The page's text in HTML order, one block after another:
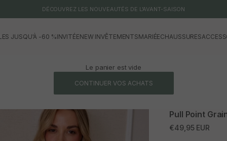
DÉCOUVREZ LES NOUVEAUTÉS DE L'AVANT-SAISON
JUSQU'À -60 %INVITÉENEW INVÊTEMENTSMARIÉECHAUSSURES
Le panier est vide
CONTINUER VOS ACHATS
Pull Point
Prix promotionnel
€49,95 EUR